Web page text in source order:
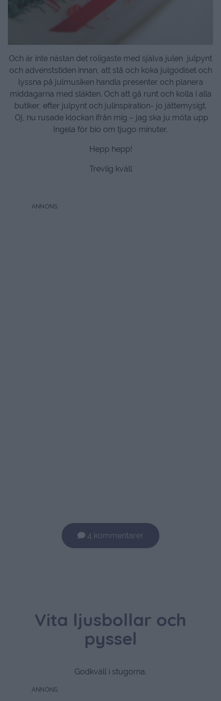
Och är inte nästan det roligaste med själva julen julpynt
och advenststiden innan, att stå och koka julgodiset och
lyssna på julmusiken handla presenter och planera
middagarna med släkten. Och att gå runt och kolla i alla
butiker, efter julpynt och julinspiration- jo jättemysigt.
Oj, nu rusade klockan ifrån mig – jag ska ju möta upp
Ingela för bio om tjugo minuter.
Hepp hepp!
Trevlig kväll
4 kommentarer
Vita ljusbollar och
pyssel
Godkväll i stugorna.